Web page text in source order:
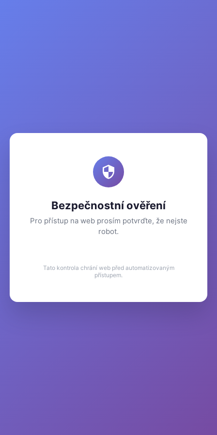
Bezpečnostní ověření
Pro přístup na web prosím potvrďte, že nejste
robot.
Tato kontrola chrání web před automatizovaným
přístupem.